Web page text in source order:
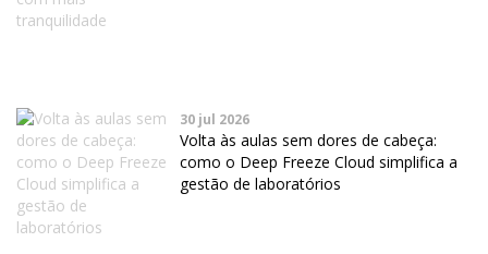
30 jul 2026
Volta às aulas sem dores de cabeça:
como o Deep Freeze Cloud simplifica a
gestão de laboratórios